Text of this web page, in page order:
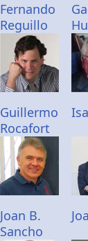
Fernando
Reguillo
Guillermo
Rocafort
Joan B.
Sancho